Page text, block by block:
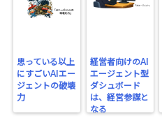
思っている以上
にすごいAIエー
ジェントの破壊
力
経営者向けのAI
エージェント型
ダシュボード
は、経営参謀と
なる